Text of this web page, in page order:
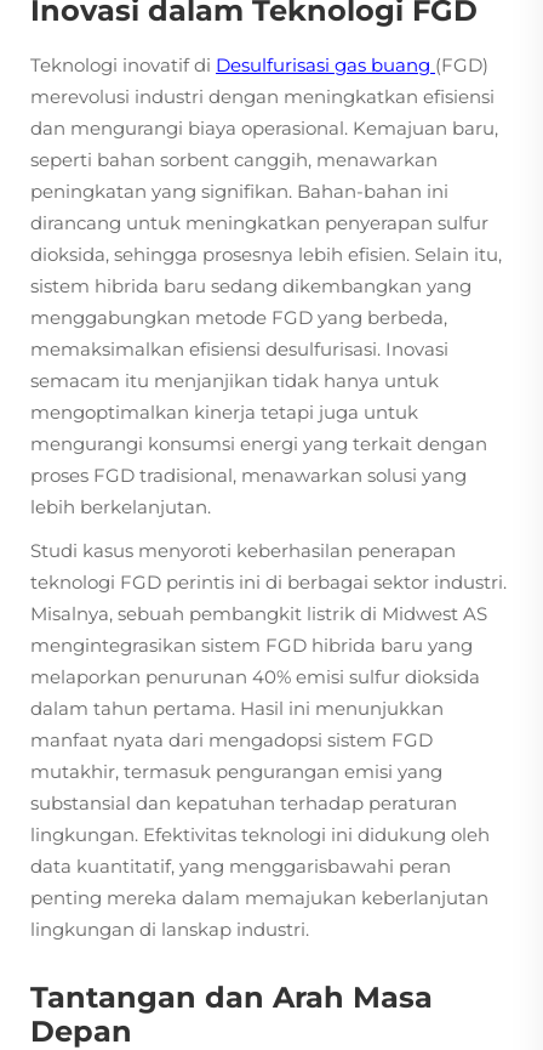
Inovasi dalam Teknologi FGD
Teknologi inovatif di Desulfurisasi gas buang (FGD)
merevolusi industri dengan meningkatkan efisiensi
dan mengurangi biaya operasional. Kemajuan baru,
seperti bahan sorbent canggih, menawarkan
peningkatan yang signifikan. Bahan-bahan ini
dirancang untuk meningkatkan penyerapan sulfur
dioksida, sehingga prosesnya lebih efisien. Selain itu,
sistem hibrida baru sedang dikembangkan yang
menggabungkan metode FGD yang berbeda,
memaksimalkan efisiensi desulfurisasi. Inovasi
semacam itu menjanjikan tidak hanya untuk
mengoptimalkan kinerja tetapi juga untuk
mengurangi konsumsi energi yang terkait dengan
proses FGD tradisional, menawarkan solusi yang
lebih berkelanjutan.
Studi kasus menyoroti keberhasilan penerapan
teknologi FGD perintis ini di berbagai sektor industri.
Misalnya, sebuah pembangkit listrik di Midwest AS
mengintegrasikan sistem FGD hibrida baru yang
melaporkan penurunan 40% emisi sulfur dioksida
dalam tahun pertama. Hasil ini menunjukkan
manfaat nyata dari mengadopsi sistem FGD
mutakhir, termasuk pengurangan emisi yang
substansial dan kepatuhan terhadap peraturan
lingkungan. Efektivitas teknologi ini didukung oleh
data kuantitatif, yang menggarisbawahi peran
penting mereka dalam memajukan keberlanjutan
lingkungan di lanskap industri.
Tantangan dan Arah Masa
Depan